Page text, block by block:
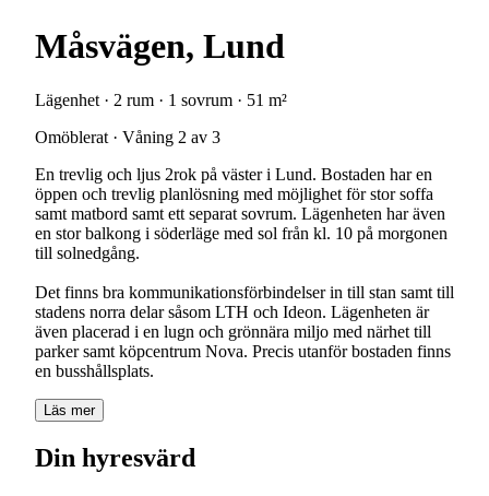
Måsvägen, Lund
Lägenhet · 2 rum · 1 sovrum · 51 m²
Omöblerat · Våning 2 av 3
En trevlig och ljus 2rok på väster i Lund. Bostaden har en
öppen och trevlig planlösning med möjlighet för stor soffa
samt matbord samt ett separat sovrum. Lägenheten har även
en stor balkong i söderläge med sol från kl. 10 på morgonen
till solnedgång.
Det finns bra kommunikationsförbindelser in till stan samt till
stadens norra delar såsom LTH och Ideon. Lägenheten är
även placerad i en lugn och grönnära miljo med närhet till
parker samt köpcentrum Nova. Precis utanför bostaden finns
en busshållsplats.
Läs mer
Din hyresvärd